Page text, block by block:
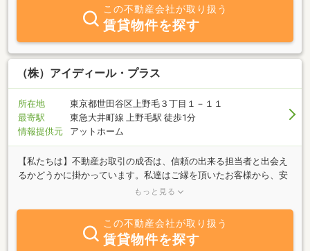
この不動産会社が取り扱う
賃貸物件を探す
（株）アイディール・プラス
所在地
東京都世田谷区上野毛３丁目１－１１
最寄駅
東急大井町線 上野毛駅 徒歩1分
情報提供元
アットホーム
【私たちは】不動産お取引の成否は、信頼の出来る担当者と出会え
るかどうかに掛かっています。私達はご縁を頂いたお客様から、安
心して取引をお任せ頂けるよう誠実に取り組みます。豊富な知識と
します。【ご提案不動産】■新築（中古）マンション ■新築（中
古）戸建 ■土地■投資不動産（アパート・マンション・一棟ビル
他）【主な業務】■不動産取引の仲介 ■相続のご相談 ■建物の建
もっと見る
この不動産会社が取り扱う
賃貸物件を探す